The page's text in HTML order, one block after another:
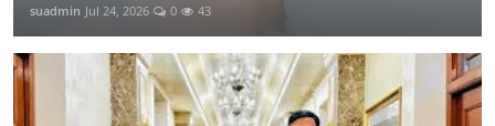
suadmin Jul 24, 2026 0 43